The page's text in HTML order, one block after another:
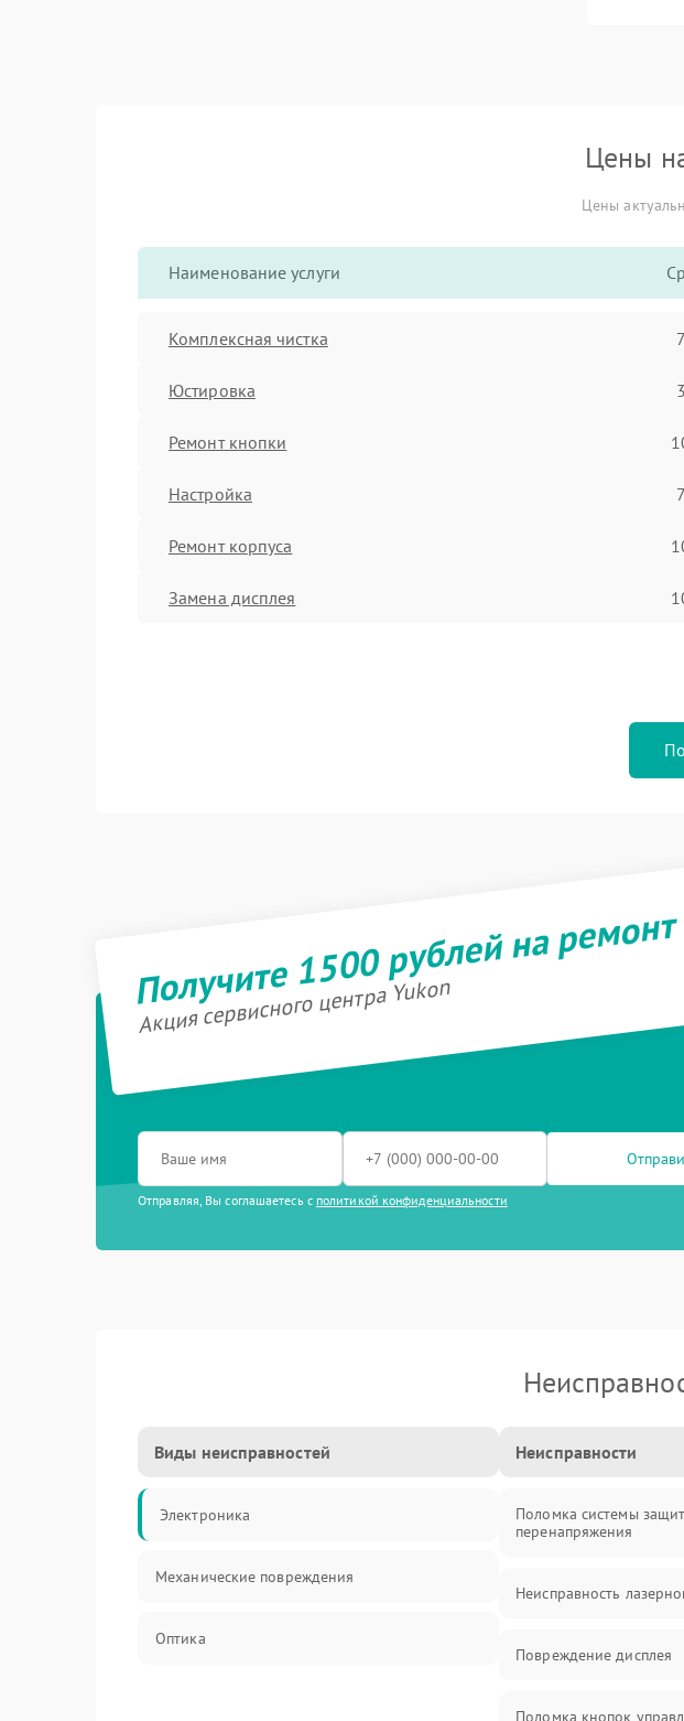
Цены
Цены
Наименование услуги
Комплексная чистка
Юстировка
Ремонт кнопки
Настройка
Ремонт корпуса
Замена дисплея
Получите 1500 рублей на ремонт
Акция сервисного центра Yukon
Отправляя, Вы соглашаетесь с политикой конфиденциальности
Виды неисправностей
Электроника
Механические повреждения
Оптика
Неисправности
Поломка системы
перенапряжения
Неисправность
Повреждение дисплея
Поломка кнопок